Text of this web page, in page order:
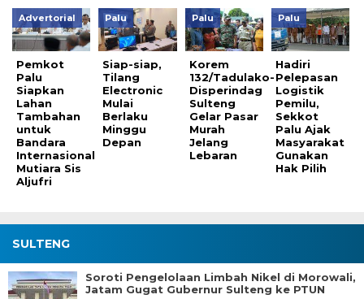
Advertorial
Pemkot
Palu
Siapkan
Lahan
Tambahan
untuk
Bandara
Internasional
Mutiara Sis
Aljufri
Palu
Siap-siap,
Tilang
Electronic
Mulai
Berlaku
Minggu
Depan
Palu
Korem
132/Tadulako-
Disperindag
Sulteng
Gelar Pasar
Murah
Jelang
Lebaran
Palu
Hadiri
Pelepasan
Logistik
Pemilu,
Sekkot
Palu Ajak
Masyarakat
Gunakan
Hak Pilih
SULTENG
Soroti Pengelolaan Limbah Nikel di Morowali,
Jatam Gugat Gubernur Sulteng ke PTUN